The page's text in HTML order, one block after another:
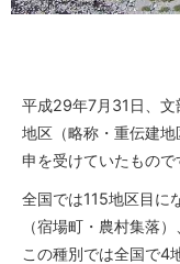
平成29年7月31日、文
地区（略称・重伝建
申を受けていたもので
全国では115地区目に
（宿場町・農村集落
この種別では全国で4